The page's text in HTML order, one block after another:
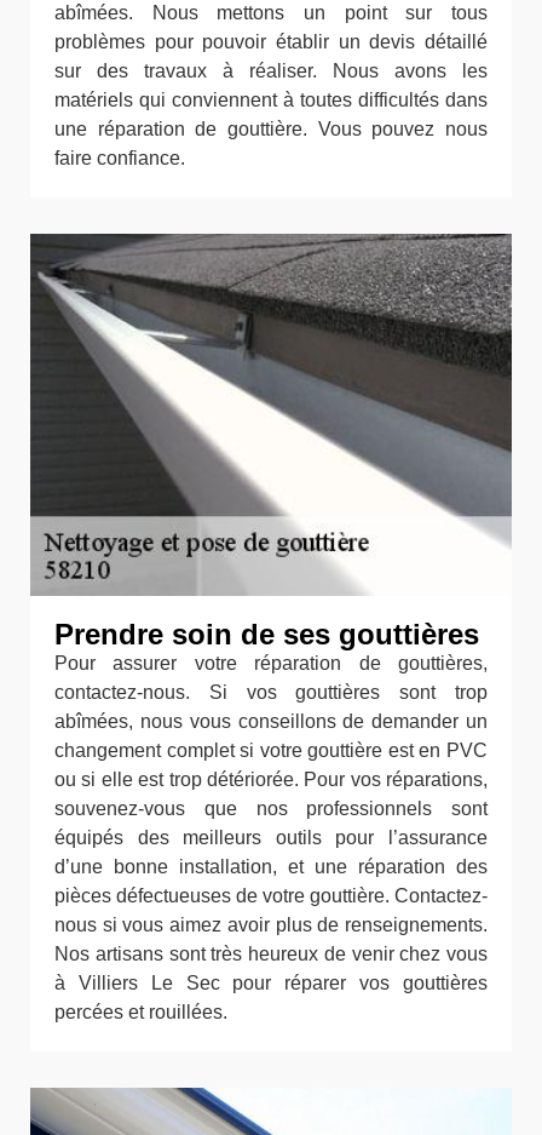
abîmées. Nous mettons un point sur tous
problèmes pour pouvoir établir un devis détaillé
sur des travaux à réaliser. Nous avons les
matériels qui conviennent à toutes difficultés dans
une réparation de gouttière. Vous pouvez nous
faire confiance.
Prendre soin de ses gouttières
Pour assurer votre réparation de gouttières,
contactez-nous. Si vos gouttières sont trop
abîmées, nous vous conseillons de demander un
changement complet si votre gouttière est en PVC
ou si elle est trop détériorée. Pour vos réparations,
souvenez-vous que nos professionnels sont
équipés des meilleurs outils pour l’assurance
d’une bonne installation, et une réparation des
pièces défectueuses de votre gouttière. Contactez-
nous si vous aimez avoir plus de renseignements.
Nos artisans sont très heureux de venir chez vous
à Villiers Le Sec pour réparer vos gouttières
percées et rouillées.